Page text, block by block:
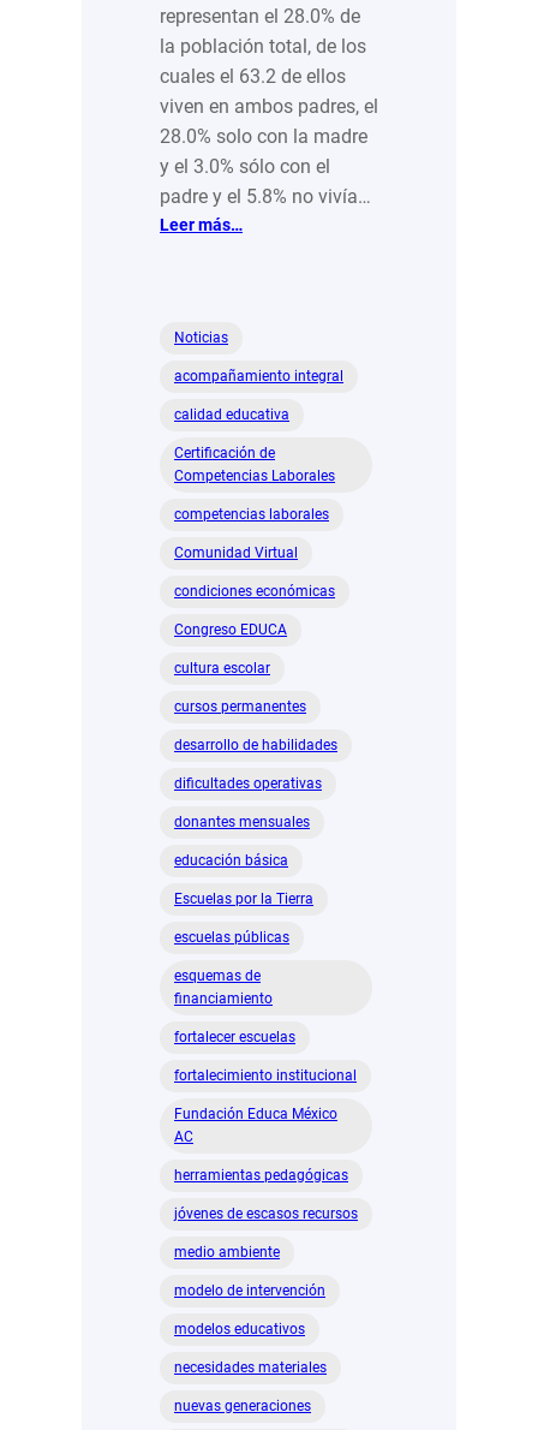
representan el 28.0% de
la población total, de los
cuales el 63.2 de ellos
viven en ambos padres, el
28.0% solo con la madre
y el 3.0% sólo con el
padre y el 5.8% no vivía…
Leer más…
niños
y
en
vulnerabilidad
Noticias
acompañamiento integral
calidad educativa
Certificación de
Competencias Laborales
competencias laborales
Comunidad Virtual
condiciones económicas
Congreso EDUCA
cultura escolar
cursos permanentes
desarrollo de habilidades
dificultades operativas
donantes mensuales
educación básica
Escuelas por la Tierra
escuelas públicas
esquemas de
financiamiento
fortalecer escuelas
fortalecimiento institucional
Fundación Educa México
AC
herramientas pedagógicas
jóvenes de escasos recursos
medio ambiente
modelo de intervención
modelos educativos
necesidades materiales
nuevas generaciones